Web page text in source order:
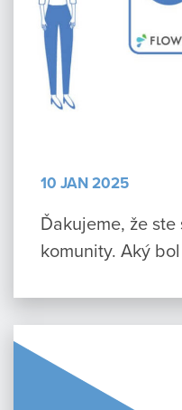
10 JAN 2025
Ďakujeme, že
komunity. Aký